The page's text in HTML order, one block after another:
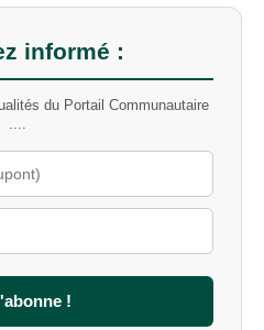
informé :
du Portail Communautaire
....
!